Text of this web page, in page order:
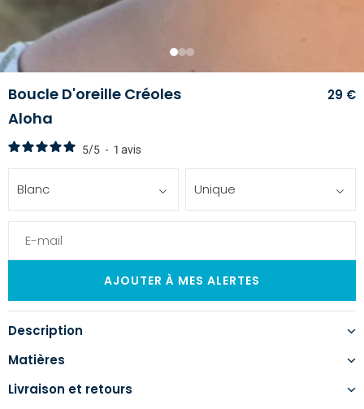
1 23
Boucle D'oreille Créoles
Aloha
29 €
5/5 - 1 avis
Blanc Unique
Description
Matières
Livraison et retours